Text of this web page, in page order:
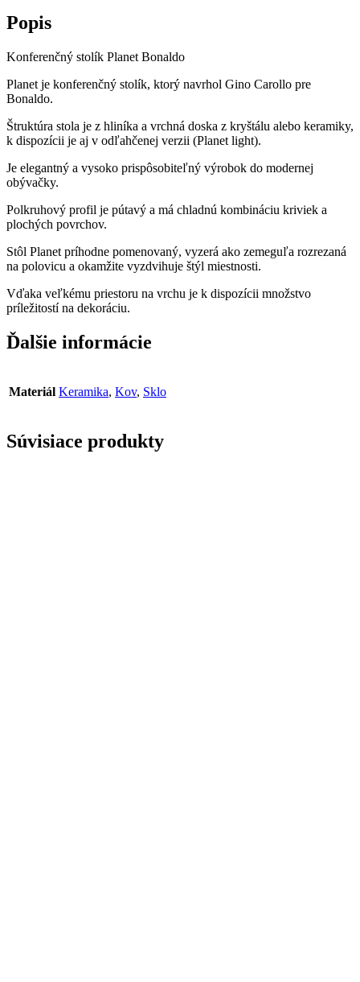
Popis
Konferenčný stolík Planet Bonaldo
Planet je konferenčný stolík, ktorý navrhol Gino Carollo pre
Bonaldo.
Štruktúra stola je z hliníka a vrchná doska z kryštálu alebo keramiky,
k dispozícii je aj v odľahčenej verzii (Planet light).
Je elegantný a vysoko prispôsobiteľný výrobok do modernej
obývačky.
Polkruhový profil je pútavý a má chladnú kombináciu kriviek a
plochých povrchov.
Stôl Planet príhodne pomenovaný, vyzerá ako zemeguľa rozrezaná
na polovicu a okamžite vyzdvihuje štýl miestnosti.
Vďaka veľkému priestoru na vrchu je k dispozícii množstvo
príležitostí na dekoráciu.
Ďalšie informácie
Materiál Keramika, Kov, Sklo
Súvisiace produkty